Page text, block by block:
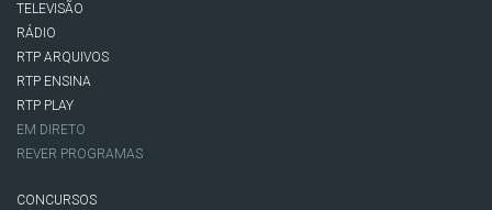
TELEVISÃO
RÁDIO
RTP ARQUIVOS
RTP ENSINA
RTP PLAY
EM DIRETO
REVER PROGRAMAS
CONCURSOS